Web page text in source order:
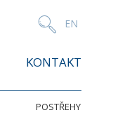
KONTAKT
POSTŘEHY